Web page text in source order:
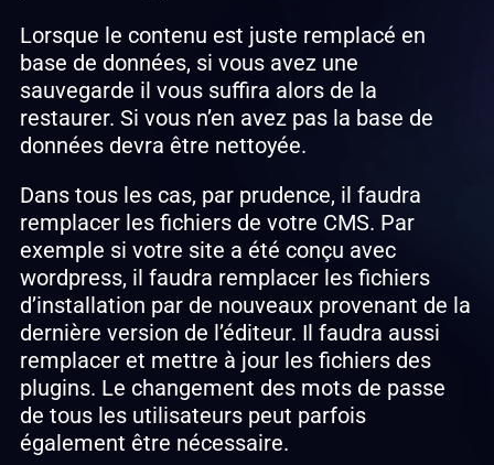
Lorsque le contenu est juste remplacé en
base de données, si vous avez une
sauvegarde il vous suffira alors de la
restaurer. Si vous n’en avez pas la base de
données devra être nettoyée.
Dans tous les cas, par prudence, il faudra
remplacer les fichiers de votre CMS. Par
exemple si votre site a été conçu avec
wordpress, il faudra remplacer les fichiers
d’installation par de nouveaux provenant de la
dernière version de l’éditeur. Il faudra aussi
remplacer et mettre à jour les fichiers des
plugins. Le changement des mots de passe
de tous les utilisateurs peut parfois
également être nécessaire.